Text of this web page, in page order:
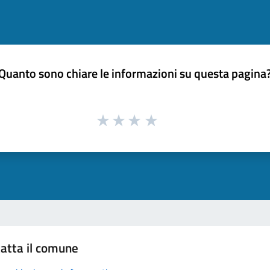
sono chiare le informazioni su questa
il comune